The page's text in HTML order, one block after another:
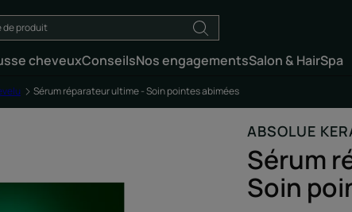
cheveuxConseilsNos engagementsSalon & HairSpa
Sérum réparateur ultime - Soin pointes abimées
ABSOLUE
Sérum
Soin